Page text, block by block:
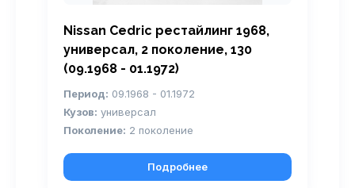
Nissan Cedric рестайлинг 1968,
универсал, 2 поколение, 130
(09.1968 - 01.1972)
Период: 09.1968 - 01.1972
Кузов: универсал
Поколение: 2 поколение
Подробнее